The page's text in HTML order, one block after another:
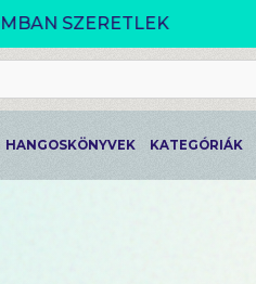
HANGOSKÖNYVEK KATEGÓRIÁK